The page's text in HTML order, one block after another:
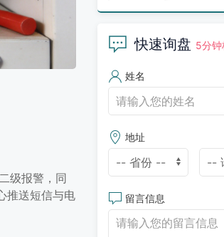
级报警，同
推送短信与电
快速询盘 5分钟
姓名
地址
留言信息